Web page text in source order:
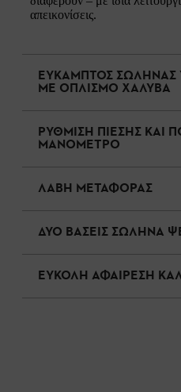
απεικονίσεις.
ΕΥΚΑΜΠΤΟΣ ΣΩΛΗΝΑΣ
ΜΕ ΟΠΛΙΣΜΟ ΧΑΛΥΒΑ
ΡΥΘΜΙΣΗ ΠΙΕΣΗΣ ΚΑΙ
ΜΑΝΟΜΕΤΡΟ
ΛΑΒΗ ΜΕΤΑΦΟΡΑΣ
ΔΥΟ ΒΑΣΕΙΣ ΣΩΛΗΝΑ
ΕΥΚΟΛΗ ΑΦΑΙΡΕΣΗ